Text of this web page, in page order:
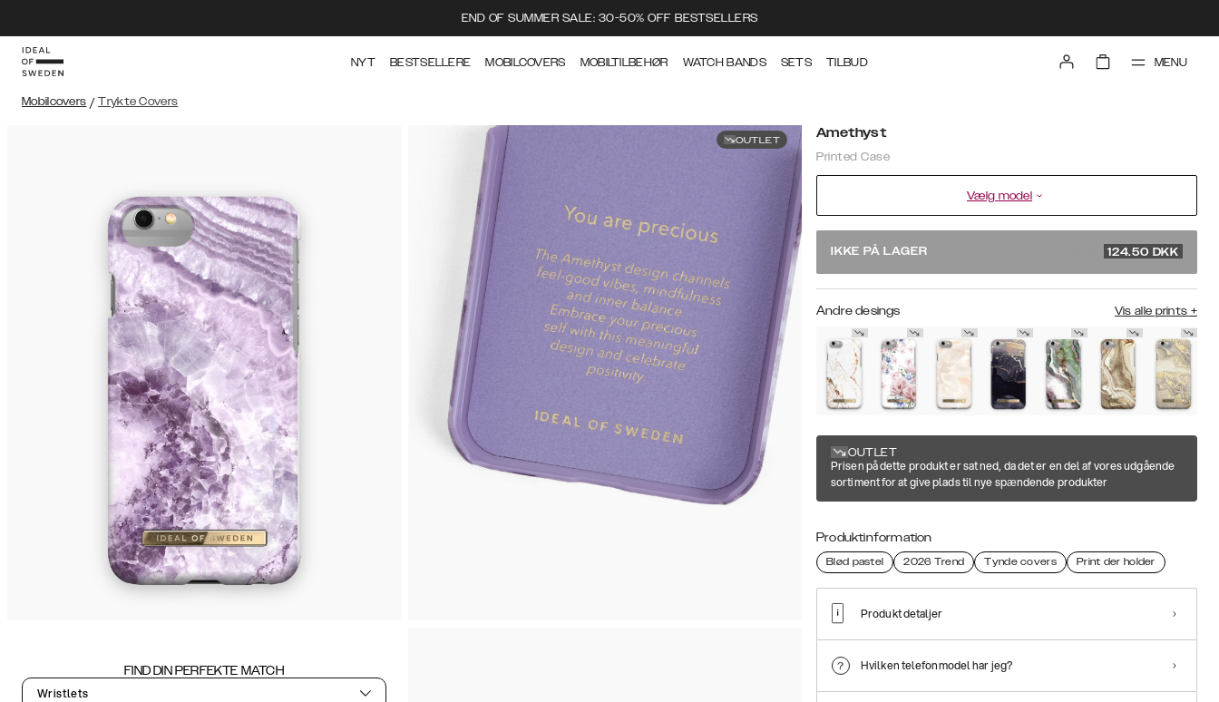
END OF SUMMER SALE: 30-50% OFF BESTSELLERS
NYT BESTSELLERE MOBILCOVERS MOBILTILBEHØR WATCH BANDS SETS TILBUD MENU
Mobilcovers / Trykte Covers
OUTLET
FIND DIN PERFEKTE MATCH
Wristlets
Amethyst
Printed Case
Vælg model
IKKE PÅ LAGER 124.50 DKK
Andre desings Vis alle prints +
OUTLET
Prisen på dette produkt er sat ned, da det er en del af vores udgående
sortiment for at give plads til nye spændende produkter
Produktinformation
Blød pastel 2026 Trend Tynde covers Print der holder
Produkt detaljer
Hvilken telefonmodel har jeg?